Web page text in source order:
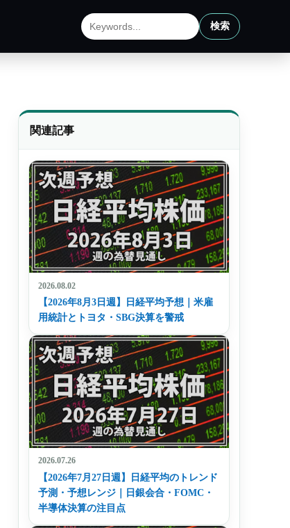
サイト内検索 検索
関連記事
2026.08.02
【2026年8月3日週】日経平均予想｜米雇
用統計とトヨタ・SBG決算を警戒
2026.07.26
【2026年7月27日週】日経平均のトレンド
予測・予想レンジ｜日銀会合・FOMC・
半導体決算の注目点